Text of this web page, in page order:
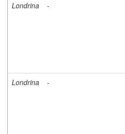
Londrina
-
Londrina
-